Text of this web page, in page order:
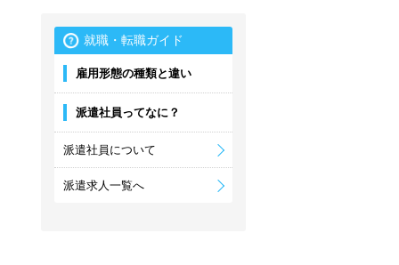
就職・転職ガイド
雇用形態の種類と違い
派遣社員ってなに？
派遣社員について
派遣求人一覧へ